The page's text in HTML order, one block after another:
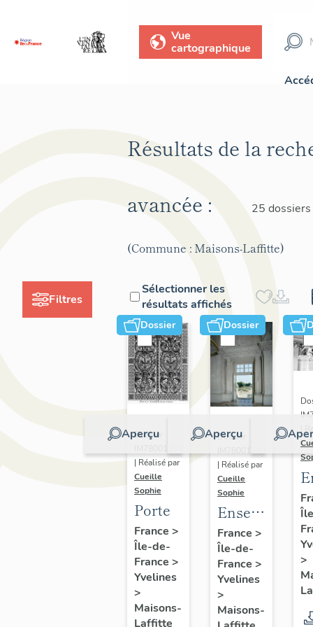
Vue
cartographique
Filtres
Résultats de la
avancée :
25 dossiers
(Commune : Maisons-Laffitte)
Sélectionner les
résultats affichés
Dossier
Aperçu
Dossier
| Réalisé par
Cueille
Sophie
Porte
France >
Île-de-
France >
Yvelines
>
Maisons-
Laffitte
Dossier
Aperçu
Dossier
| Réalisé par
Cueille
Sophie
Ensemble
de bas-
reliefs :
les
Quatre
éléments
France >
Île-de-
France >
Yvelines
>
Maisons-
|
>